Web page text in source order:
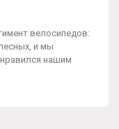
велосипедов:
и мы
нашим